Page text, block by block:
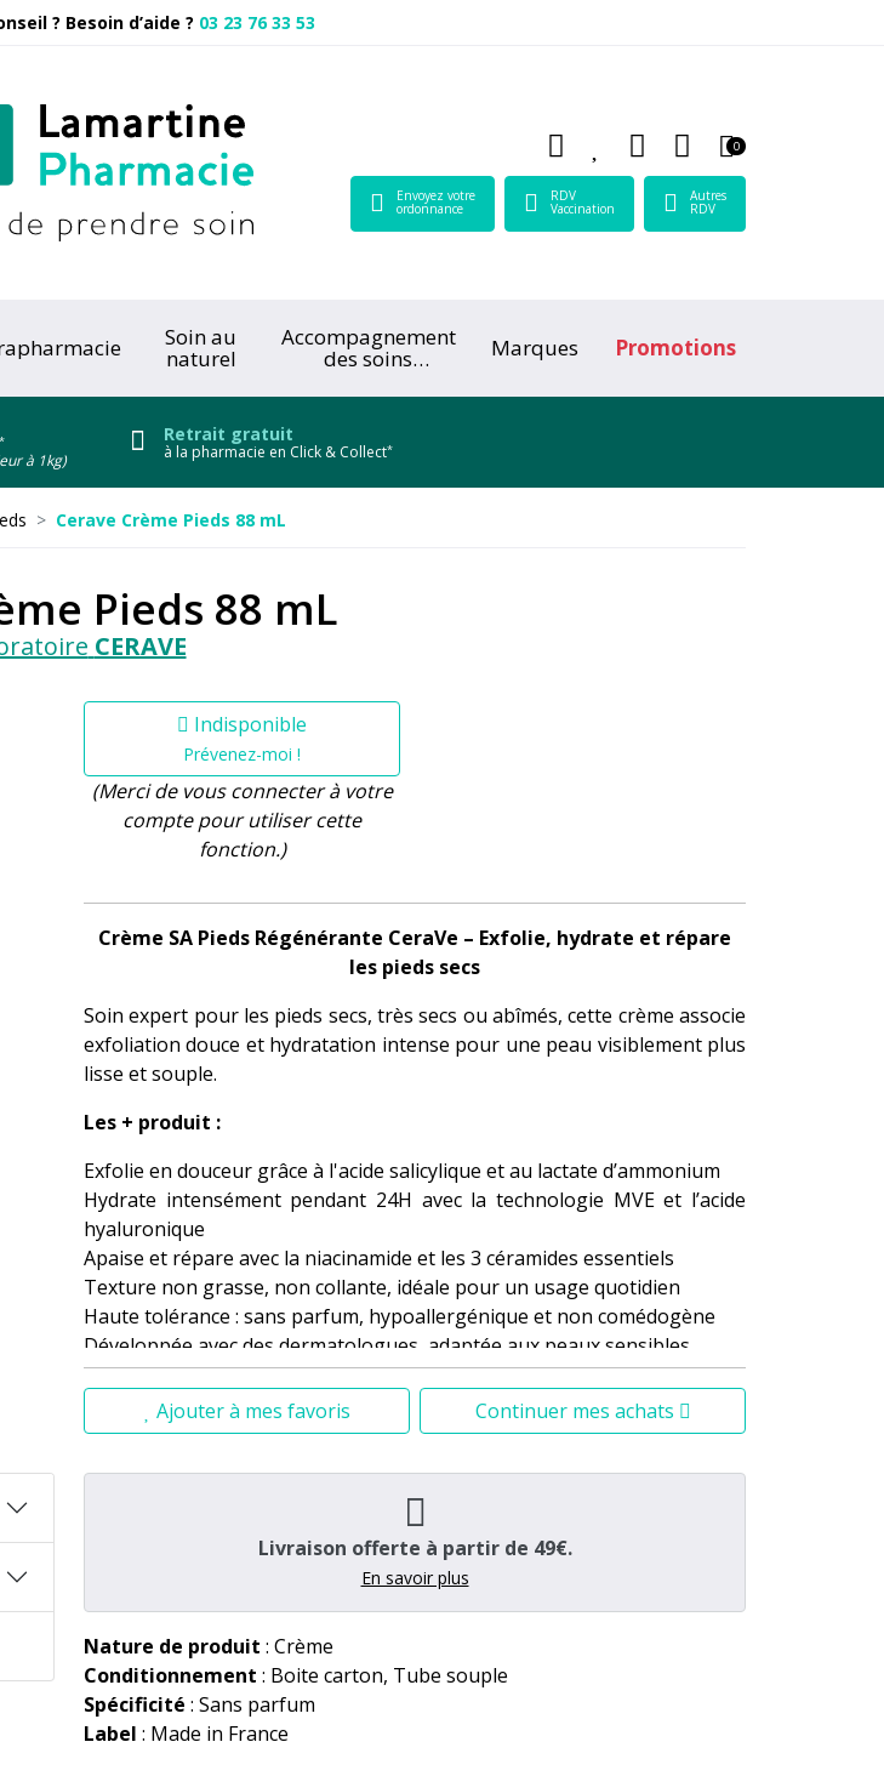
? Besoin d’aide ? 03 23 76 33 53
0
Envoyez votre
ordonnance
RDV
Vaccination
Autres
RDV
Soin au
naturel
Accompagnement
des soins Marques Promotions
à 1kg)
Retrait gratuit
à la pharmacie en Click & Collect*
Cerave Crème Pieds 88 mL
Pieds 88 mL
CERAVE
Indisponible
Prévenez-moi !
(Merci de vous connecter à votre
compte pour utiliser cette
fonction.)
Crème SA Pieds Régénérante CeraVe – Exfolie, hydrate et répare
les pieds secs
Soin expert pour les pieds secs, très secs ou abîmés, cette crème associe
exfoliation douce et hydratation intense pour une peau visiblement plus
lisse et souple.
Les + produit :
Exfolie en douceur grâce à l'acide salicylique et au lactate d’ammonium
Hydrate intensément pendant 24H avec la technologie MVE et l’acide
hyaluronique
Apaise et répare avec la niacinamide et les 3 céramides essentiels
Texture non grasse, non collante, idéale pour un usage quotidien
Haute tolérance : sans parfum, hypoallergénique et non comédogène
Développée avec des dermatologues, adaptée aux peaux sensibles ‍
Pourquoi on l’adore ?
dès les premières applications, sans effet gras ni inconfort – un vrai soin
Ajouter à mes favoris Continuer mes achats
Livraison offerte à partir de 49€.
En savoir plus
Nature de produit : Crème
Conditionnement : Boite carton, Tube souple
Spécificité : Sans parfum
Label : Made in France